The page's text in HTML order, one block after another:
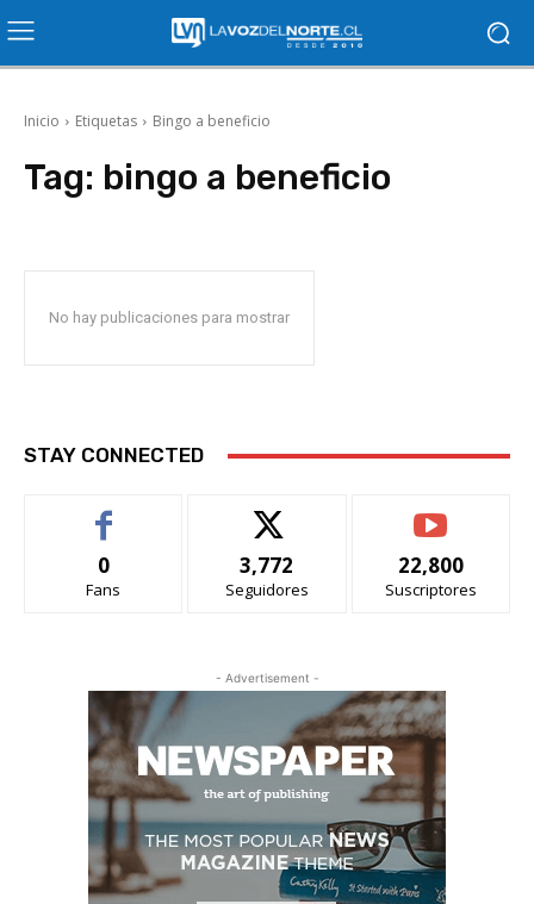
Inicio Etiquetas Bingo a beneficio
Tag: bingo a beneficio
No hay publicaciones para mostrar
STAY CONNECTED
0
Fans
3,772
Seguidores
22,800
Suscriptores
- Advertisement -